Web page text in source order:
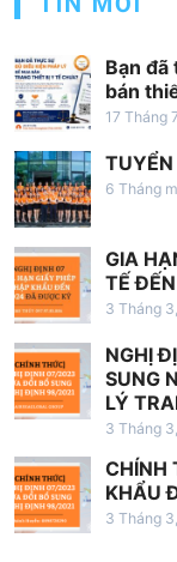
i
ế
t
Bạn
bán
17 Tháng
TUYỂN
6 Tháng
GIA
TẾ
3 Tháng
NGHỊ
SUNG
LÝ
3 Tháng
CHÍNH
KHẨU
3 Tháng